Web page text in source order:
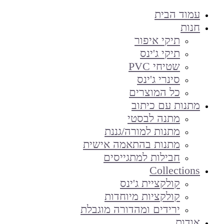
עמוד הבית
חנות
תיקי איפור
תיקי ג'ינס
שטיחי PVC
סינרי ג'ינס
כל המוצרים
מתנות עם כיתוב
מתנה לבסטי
מתנות למורה/גננת
מתנות בהתאמה אישית
חבילות למתגייסים
Collections
קולקציית ג'ינס
קולקציות מיוחדות
ירידים ומהדורה מוגבלת